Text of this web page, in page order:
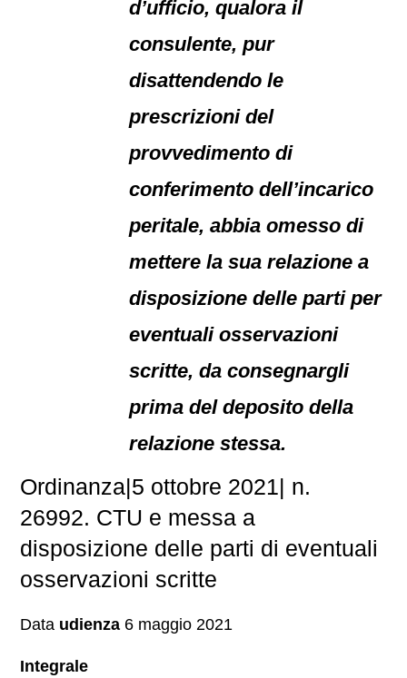
d’ufficio, qualora il
consulente, pur
disattendendo le
prescrizioni del
provvedimento di
conferimento dell’incarico
peritale, abbia omesso di
mettere la sua relazione a
disposizione delle parti per
eventuali osservazioni
scritte, da consegnargli
prima del deposito della
relazione stessa.
Ordinanza|5 ottobre 2021| n.
26992. CTU e messa a
disposizione delle parti di eventuali
osservazioni scritte
Data udienza 6 maggio 2021
Integrale